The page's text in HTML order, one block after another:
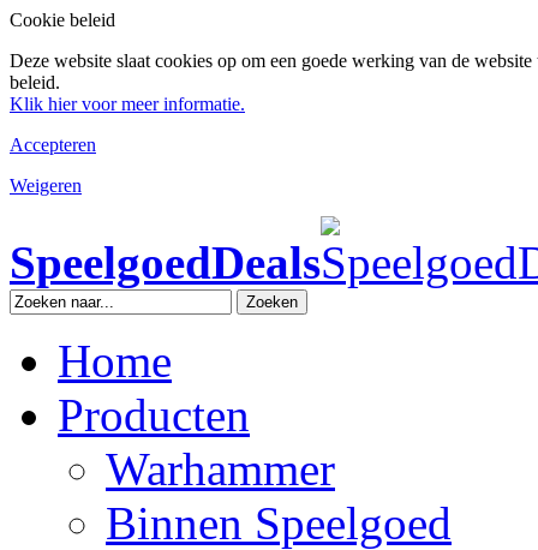
Cookie beleid
Deze website slaat cookies op om een goede werking van de
beleid.
Klik hier voor meer informatie.
Accepteren
Weigeren
SpeelgoedDeals
Zoeken
Home
Producten
Warhammer
Binnen Speelgoed